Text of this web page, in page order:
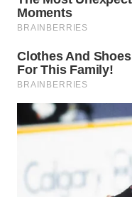
WN
LABUHANBATU
WN
TAPANULI
WN DELI
WN